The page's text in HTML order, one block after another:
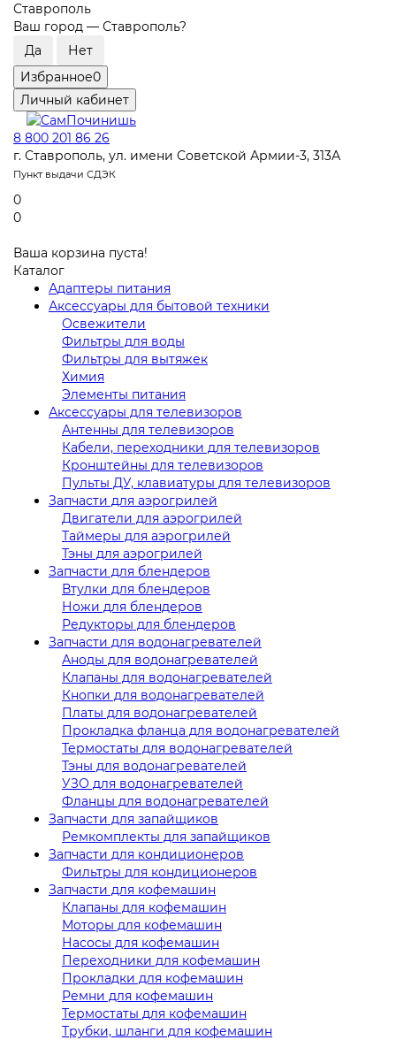
Ставрополь
Ваш город — Ставрополь?
Избранное0
Личный кабинет
8 800 201 86 26
г. Ставрополь, ул. имени Советской Армии-3, 313А
Пункт выдачи СДЭК
0
0
Ваша корзина пуста!
Каталог
Адаптеры питания
Аксессуары для бытовой техники
Освежители
Фильтры для воды
Фильтры для вытяжек
Химия
Элементы питания
Аксессуары для телевизоров
Антенны для телевизоров
Кабели, переходники для телевизоров
Кронштейны для телевизоров
Пульты ДУ, клавиатуры для телевизоров
Запчасти для аэрогрилей
Двигатели для аэрогрилей
Таймеры для аэрогрилей
Тэны для аэрогрилей
Запчасти для блендеров
Втулки для блендеров
Ножи для блендеров
Редукторы для блендеров
Запчасти для водонагревателей
Аноды для водонагревателей
Клапаны для водонагревателей
Кнопки для водонагревателей
Платы для водонагревателей
Прокладка фланца для водонагревателей
Термостаты для водонагревателей
Тэны для водонагревателей
УЗО для водонагревателей
Фланцы для водонагревателей
Запчасти для запайщиков
Ремкомплекты для запайщиков
Запчасти для кондиционеров
Фильтры для кондиционеров
Запчасти для кофемашин
Клапаны для кофемашин
Моторы для кофемашин
Насосы для кофемашин
Переходники для кофемашин
Прокладки для кофемашин
Ремни для кофемашин
Термостаты для кофемашин
Трубки, шланги для кофемашин